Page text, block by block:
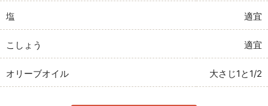
塩 適宜
こしょう 適宜
オリーブオイル 大さじ1と1/2